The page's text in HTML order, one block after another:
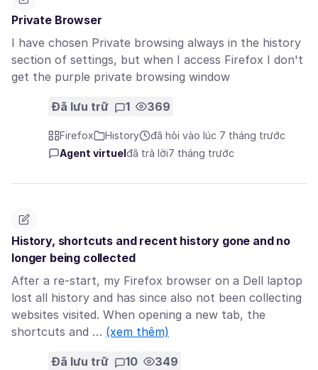
Private Browser
I have chosen Private browsing always in the history
section of settings, but when I access Firefox I don't
get the purple private browsing window
Đã lưu trữ 1 369
Firefox History
đã hỏi vào lúc 7 tháng trước
Agent virtuel đã trả lời7 tháng trước
History, shortcuts and recent history gone and no
longer being collected
After a re-start, my Firefox browser on a Dell laptop
lost all history and has since also not been collecting
websites visited. When opening a new tab, the
shortcuts and … (xem thêm)
Đã lưu trữ 10 349